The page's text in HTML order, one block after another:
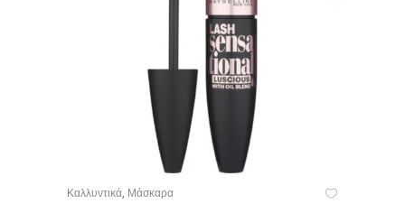
ΔΙΑΒΆΣΤΕ ΠΕΡΙΣΣΌΤΕΡΑ
Καλλυντικά, Μάσκαρα